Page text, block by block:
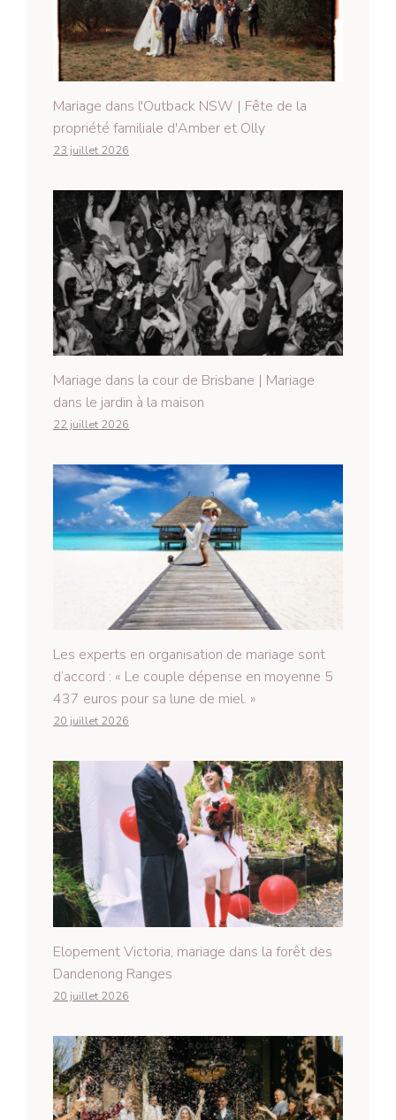
Mariage dans l'Outback NSW | Fête de la
propriété familiale d'Amber et Olly
23 juillet 2026
Mariage dans la cour de Brisbane | Mariage
dans le jardin à la maison
22 juillet 2026
Les experts en organisation de mariage sont
d’accord : « Le couple dépense en moyenne 5
437 euros pour sa lune de miel. »
20 juillet 2026
Elopement Victoria, mariage dans la forêt des
Dandenong Ranges
20 juillet 2026